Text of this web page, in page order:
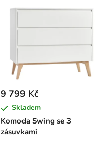
Komoda Swing se 3
zásuvkami
9 799 Kč
Skladem